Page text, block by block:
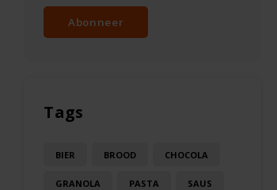
Abonneer
Tags
BIER BROOD CHOCOLA
GRANOLA PASTA SAUS